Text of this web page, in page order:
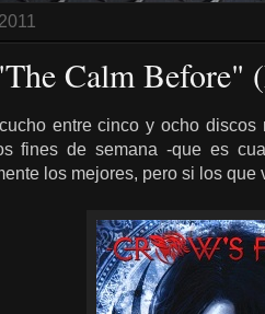
Calm Before"
entre cinco y ocho
fines de semana -que es
los mejores, pero si los que